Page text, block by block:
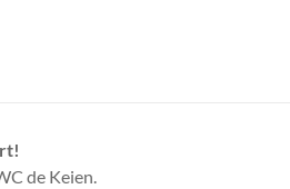
de Keien.